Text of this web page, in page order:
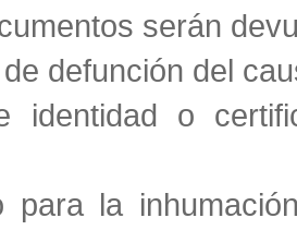
serán
defunción del
identidad o
para la